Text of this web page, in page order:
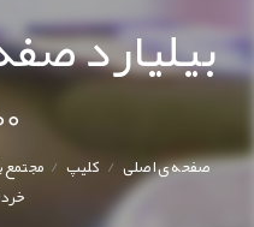
بیلیارد
صفحه ی اصلی/ کليپ/ مجتمع